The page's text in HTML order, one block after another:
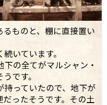
ものと、棚に直接置い
いています。
の全てがマルシャン・
です。
っていたので、地下が
ったそうです。その土